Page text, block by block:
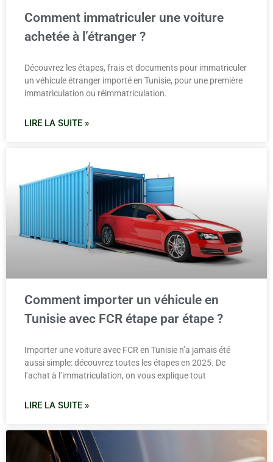
Comment immatriculer une voiture
achetée à l’étranger ?
Découvrez les étapes, frais et documents pour immatriculer
un véhicule étranger importé en Tunisie, pour une première
immatriculation ou réimmatriculation.
LIRE LA SUITE »
Comment importer un véhicule en
Tunisie avec FCR étape par étape ?
Importer une voiture avec FCR en Tunisie n’a jamais été
aussi simple: découvrez toutes les étapes en 2025. De
l’achat à l’immatriculation, on vous explique tout
LIRE LA SUITE »